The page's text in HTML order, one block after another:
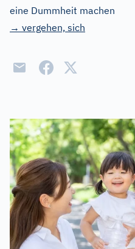
eine Dummheit machen
→ vergehen, sich